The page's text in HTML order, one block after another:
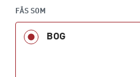
forskning og kliniske
langtidseffekterne hos
voksne, og han har i vidt
omsorgssvigt og
alvorlige og livslange
FÅS SOM
BOG